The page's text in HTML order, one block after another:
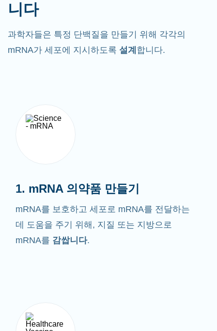
니다
과학자들은 특정 단백질을 만들기 위해 각각의
mRNA가 세포에 지시하도록 설계 합니다.
1. mRNA 의약품 만들기
mRNA를 보호하고 세포로 mRNA를 전달하는
데 도움을 주기 위해, 지질 또는 지방으로
mRNA를 감쌉니다.